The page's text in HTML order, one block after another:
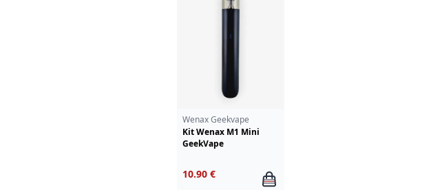
Wenax Geekvape
Kit Wenax M1 Mini
GeekVape
10.90 €